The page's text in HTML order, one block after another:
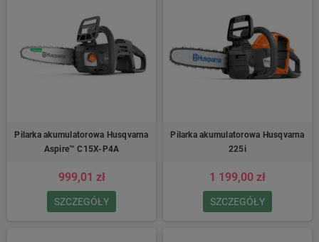
Pilarka akumulatorowa Husqvarna
Aspire™ C15X-P4A
999,01 zł
SZCZEGÓŁY
Pilarka akumulatorowa Husqvarna
225i
1 199,00 zł
SZCZEGÓŁY